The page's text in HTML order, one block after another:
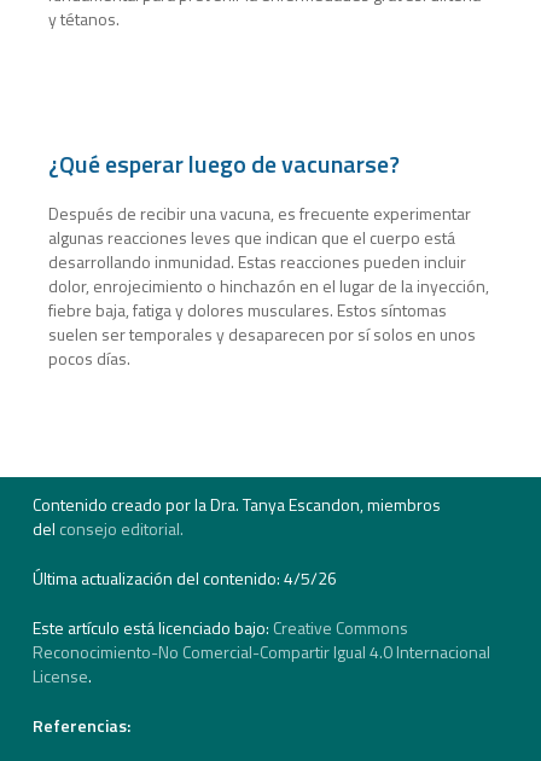
y tétanos.
¿Qué esperar luego de vacunarse?
Después de recibir una vacuna, es frecuente experimentar
algunas reacciones leves que indican que el cuerpo está
desarrollando inmunidad. Estas reacciones pueden incluir
dolor, enrojecimiento o hinchazón en el lugar de la inyección,
fiebre baja, fatiga y dolores musculares. Estos síntomas
suelen ser temporales y desaparecen por sí solos en unos
pocos días.
Contenido creado por la Dra. Tanya Escandon, miembros
del consejo editorial.
Última actualización del contenido: 4/5/26
Este artículo está licenciado bajo: Creative Commons
Reconocimiento-No Comercial-Compartir Igual 4.0 Internacional
License.
Referencias: